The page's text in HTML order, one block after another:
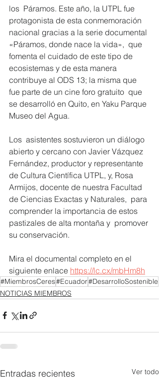
los  Páramos. Este año, la UTPL fue
protagonista de esta conmemoración
nacional gracias a la serie documental
«Páramos, donde nace la vida»,  que
fomenta el cuidado de este tipo de
ecosistemas y de esta manera
contribuye al ODS 13; la misma que
fue parte de un cine foro gratuito  que
se desarrolló en Quito, en Yaku Parque
Museo del Agua.
Los  asistentes sostuvieron un diálogo
abierto y cercano con Javier Vázquez
Fernández, productor y representante
de Cultura Científica UTPL, y, Rosa
Armijos, docente de nuestra Facultad
de Ciencias Exactas y Naturales,  para
comprender la importancia de estos
pastizales de alta montaña y  promover
su conservación.
Mira el documental completo en el
siguiente enlace https://lc.cx/mbHm8h
#MiembrosCeres#Ecuador#DesarrolloSostenible
NOTICIAS MIEMBROS
Entradas recientes Ver todo